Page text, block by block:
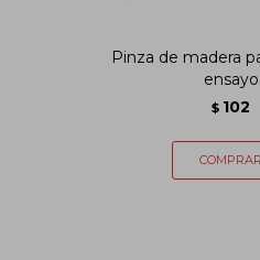
Pinza de madera
ensayo
$ 102